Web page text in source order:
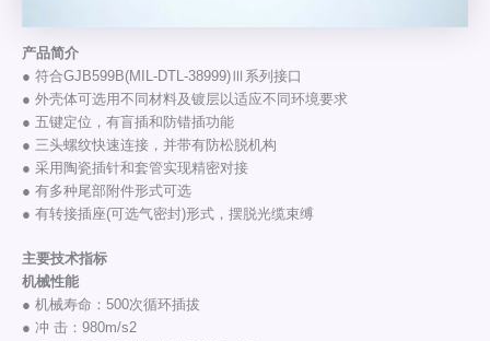
产品简介
● 符合GJB599B(MIL-DTL-38999)Ⅲ系列接口
● 外壳体可选用不同材料及镀层以适应不同环境要求
● 五键定位，有盲插和防错插功能
● 三头螺纹快速连接，并带有防松脱机构
● 采用陶瓷插针和套管实现精密对接
● 有多种尾部附件形式可选
● 有转接插座(可选气密封)形式，摆脱光缆束缚
主要技术指标
机械性能
● 机械寿命：500次循环插拔
● 冲 击：980m/s2